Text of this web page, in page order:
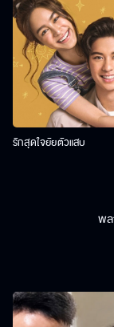
รักสุดใจยัยตัวแสบ
พล